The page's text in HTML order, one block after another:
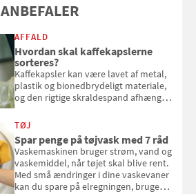
ANBEFALER
AFFALD
Hvordan skal kaffekapslerne
sorteres?
Kaffekapsler kan være lavet af metal,
plastik og bionedbrydeligt materiale,
og den rigtige skraldespand afhænger
overblikket over, hvordan
kaffekapslerne skal sorteres
TØJ
Spar penge på tøjvask med 7 råd
Vaskemaskinen bruger strøm, vand og
vaskemiddel, når tøjet skal blive rent.
Med små ændringer i dine vaskevaner
kan du spare på elregningen, bruge